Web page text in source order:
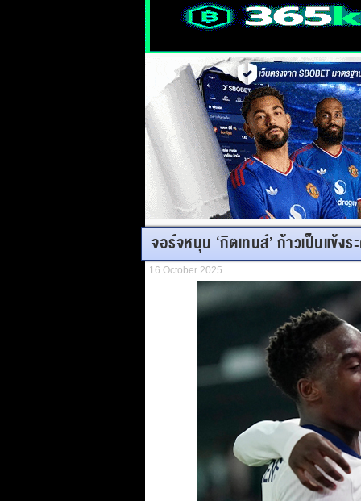
จอร์จหนุน ‘กิตเทนส์’ ก้าวเป็นแข้ง
16 October 2025